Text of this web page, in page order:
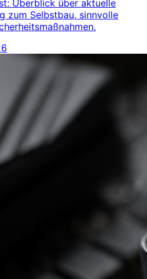
Überblick über aktuelle
zum Selbstbau, sinnvolle